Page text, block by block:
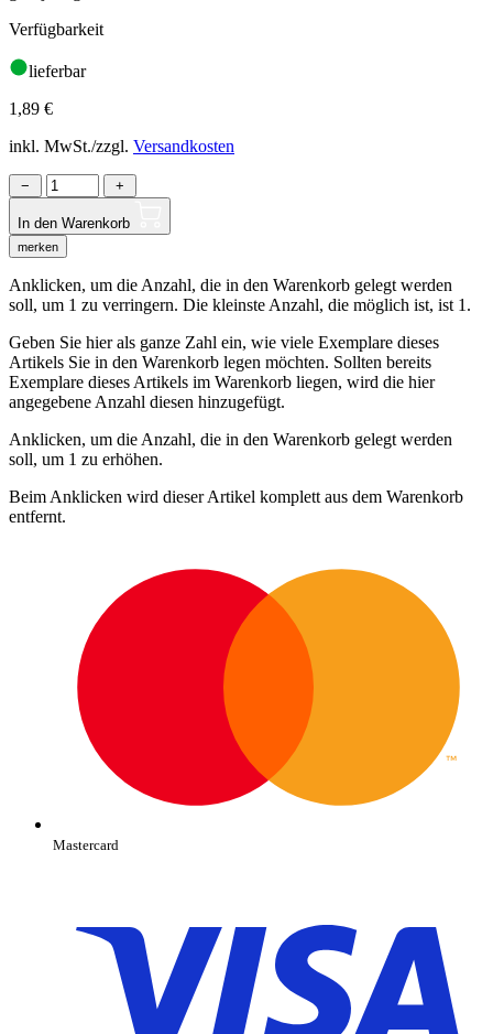
Verfügbarkeit
lieferbar
1,89 €
inkl. MwSt./zzgl. Versandkosten
− +
In den Warenkorb
merken
Anklicken, um die Anzahl, die in den Warenkorb gelegt werden
soll, um 1 zu verringern. Die kleinste Anzahl, die möglich ist, ist 1.
Geben Sie hier als ganze Zahl ein, wie viele Exemplare dieses
Artikels Sie in den Warenkorb legen möchten. Sollten bereits
Exemplare dieses Artikels im Warenkorb liegen, wird die hier
angegebene Anzahl diesen hinzugefügt.
Anklicken, um die Anzahl, die in den Warenkorb gelegt werden
soll, um 1 zu erhöhen.
Beim Anklicken wird dieser Artikel komplett aus dem Warenkorb
entfernt.
Mastercard